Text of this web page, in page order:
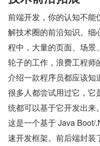
前端开发，你的认知不能
解技术圈的前沿知识。细
程中，大量的页面、场景
轮子的工作，浪费工程师
介绍一款程序员都应该知
很多人都尝试用过它，它
统都可以基于它开发出来。
这是一个基于 Java Boot/
速开发框架。前后端封装